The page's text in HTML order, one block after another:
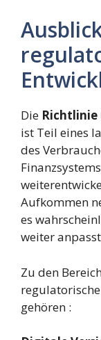
Die Richtlinie
ist Teil eines
des
Aufkommen
es
weiter
Zu den
gehören :